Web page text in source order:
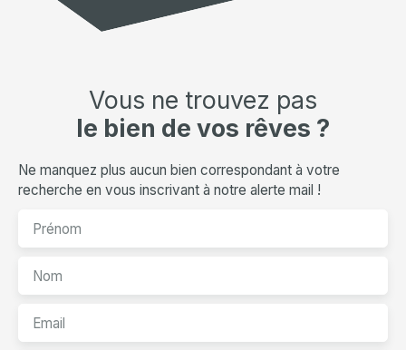
Vous ne trouvez pas
le bien de vos rêves ?
Ne manquez plus aucun bien correspondant à votre
recherche en vous inscrivant à notre alerte mail !
Prénom
Nom
Email